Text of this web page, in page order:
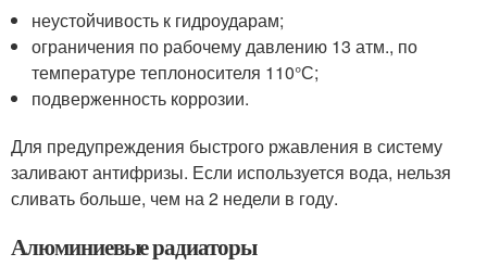
неустойчивость к гидроударам;
ограничения по рабочему давлению 13 атм., по
температуре теплоносителя 110°С;
подверженность коррозии.
Для предупреждения быстрого ржавления в систему
заливают антифризы. Если используется вода, нельзя
сливать больше, чем на 2 недели в году.
Алюминиевые радиаторы